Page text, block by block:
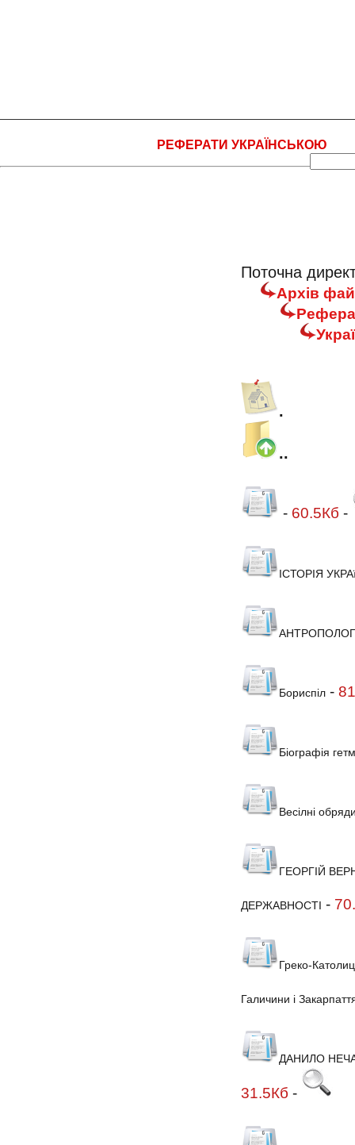
РЕФЕРАТИ УКРАЇНСЬКОЮ
Поточна
Архів
.
..
- 60.5Кб -
ІСТОРІЯ
Бориспіл-
Біографія
Весілні
ГЕОРГІЙ
ДЕРЖАВНОСТІ -
Греко-
Галичини і
ДАНИЛО
31.5Кб -